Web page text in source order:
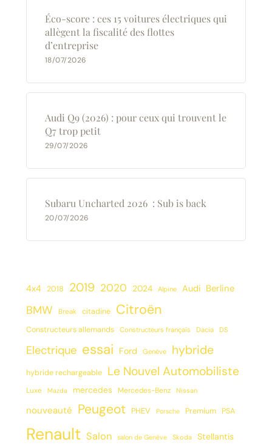
Éco-score : ces 15 voitures électriques qui
allègent la fiscalité des flottes
d’entreprise
18/07/2026
Audi Q9 (2026) : pour ceux qui trouvent le
Q7 trop petit
29/07/2026
Subaru Uncharted 2026 : Sub is back
20/07/2026
4x4 2018 2019 2020 2024 Alpine Audi Berline
BMW Break citadine Citroën
Constructeurs allemands Constructeurs français Dacia DS
Electrique essai Ford Genève hybride
hybride rechargeable Le Nouvel Automobiliste
Luxe Mazda mercedes Mercedes-Benz Nissan
nouveauté Peugeot PHEV Porsche Premium PSA
Renault Salon salon de Genève Skoda Stellantis